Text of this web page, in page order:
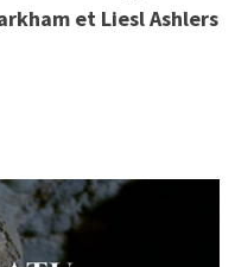
et Liesl Ashlers